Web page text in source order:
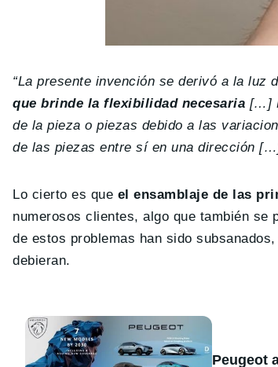
“La presente invención se derivó a la luz
que brinde la flexibilidad necesaria […]
de la pieza o piezas debido a las
de las piezas entre sí en una dirección
Lo cierto es que el ensamblaje de las
numerosos clientes, algo que también se
de estos problemas han sido
debieran.
Peugeot